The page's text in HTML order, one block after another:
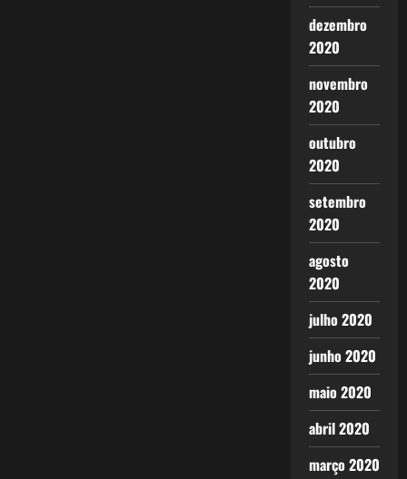
dezembro
2020
novembro
2020
outubro
2020
setembro
2020
agosto
2020
julho 2020
junho 2020
maio 2020
abril 2020
março 2020